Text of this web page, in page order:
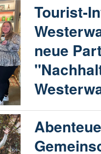
Tourist-
neue